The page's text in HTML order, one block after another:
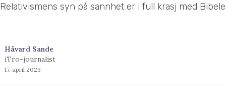
Relativismens syn på sannhet er i full krasj med
Håvard Sande
iTro-journalist
17. april 2023